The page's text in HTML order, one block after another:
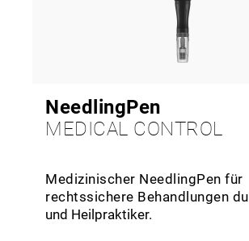
NeedlingPen
MEDICAL CONTROL
Medizinischer NeedlingPen für
rechtssichere Behandlungen du
und Heilpraktiker.